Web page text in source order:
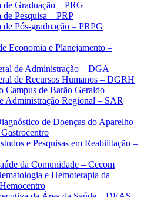
de Graduação – PRG
Pesquisa – PRP
Pós-graduação – PRPG
Economia e Planejamento –
de Administração – DGA
de Recursos Humanos – DGRH
Campus de Barão Geraldo
Administração Regional – SAR
de Doenças do Aparelho
e Pesquisas em Reabilitação –
da Comunidade – Cecom
e Hemoterapia da